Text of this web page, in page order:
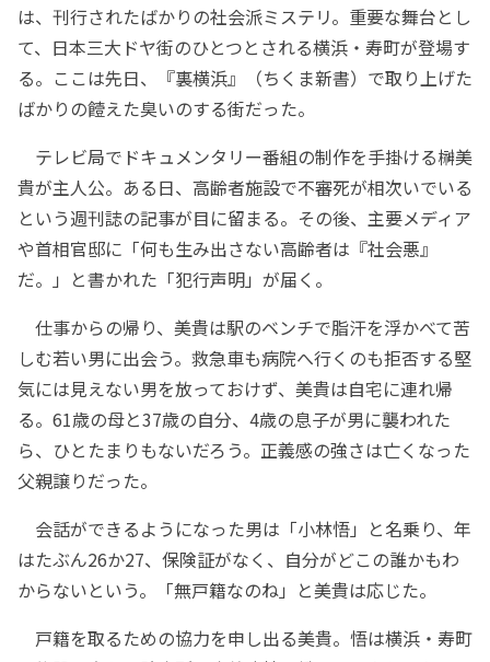
は、刊行されたばかりの社会派ミステリ。重要な舞台とし
て、日本三大ドヤ街のひとつとされる横浜・寿町が登場す
る。ここは先日、『裏横浜』（ちくま新書）で取り上げた
ばかりの饐えた臭いのする街だった。
テレビ局でドキュメンタリー番組の制作を手掛ける榊美
貴が主人公。ある日、高齢者施設で不審死が相次いでいる
という週刊誌の記事が目に留まる。その後、主要メディア
や首相官邸に「何も生み出さない高齢者は『社会悪』
だ。」と書かれた「犯行声明」が届く。
仕事からの帰り、美貴は駅のベンチで脂汗を浮かべて苦
しむ若い男に出会う。救急車も病院へ行くのも拒否する堅
気には見えない男を放っておけず、美貴は自宅に連れ帰
る。61歳の母と37歳の自分、4歳の息子が男に襲われた
ら、ひとたまりもないだろう。正義感の強さは亡くなった
父親譲りだった。
会話ができるようになった男は「小林悟」と名乗り、年
はたぶん26か27、保険証がなく、自分がどこの誰かもわ
からないという。「無戸籍なのね」と美貴は応じた。
戸籍を取るための協力を申し出る美貴。悟は横浜・寿町